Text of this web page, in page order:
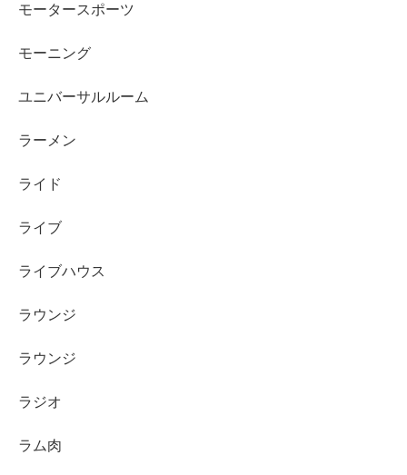
モータースポーツ
モーニング
ユニバーサルルーム
ラーメン
ライド
ライブ
ライブハウス
ラウンジ
ラウンジ
ラジオ
ラム肉